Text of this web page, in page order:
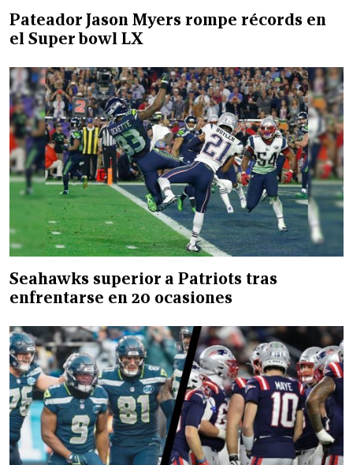
Pateador Jason Myers rompe récords en
el Super bowl LX
Seahawks superior a Patriots tras
enfrentarse en 20 ocasiones